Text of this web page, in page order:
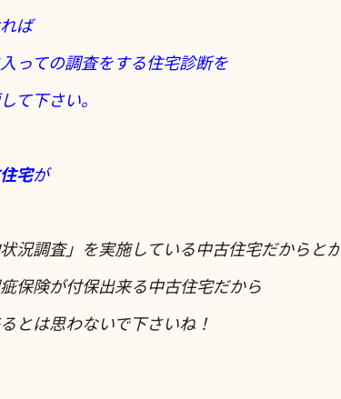
ば
っての調査をする住宅診断を
て下さい。
宅が
況調査」を実施している中古住宅だからと
保険が付保出来る中古住宅だから
とは思わないで下さいね！